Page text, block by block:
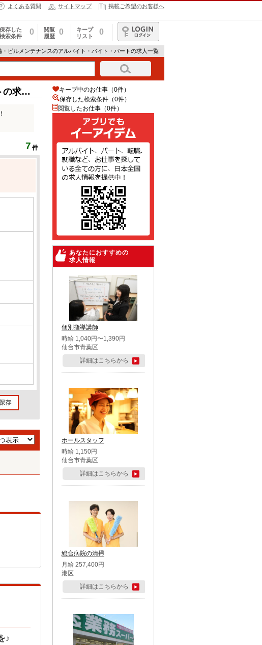
よくある質問 サイトマップ 掲載ご希望のお客様へ
保存した
検索条件
0
閲覧
履歴
0
キープ
リスト
0
ログイン
・ビルメンテナンスのアルバイト・バイト・パートの求人一覧
求人
7 件
♪
キープ中のお仕事（0件）
保存した検索条件（0件）
閲覧したお仕事（0件）
あなたにおすすめの
求人情報
個別指導講師
時給 1,040円〜1,390円
仙台市青葉区
詳細はこちらから
ホールスタッフ
時給 1,150円
仙台市青葉区
詳細はこちらから
総合病院の清掃
月給 257,400円
港区
詳細はこちらから